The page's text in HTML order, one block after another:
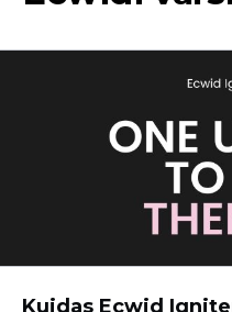
Kuidas Ecwid